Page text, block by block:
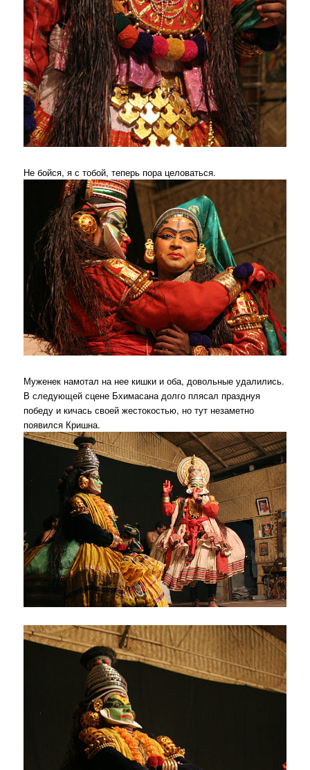
Не бойся, я с тобой, теперь пора целоваться.
Муженек намотал на нее кишки и оба, довольные удалились.
В следующей сцене Бхимасана долго плясал празднуя
победу и кичась своей жестокостью, но тут незаметно
появился Кришна.